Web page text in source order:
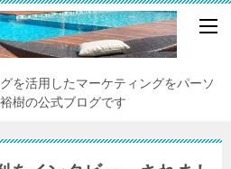
を活用したマーケティングをパーソ
樹の公式ブログです